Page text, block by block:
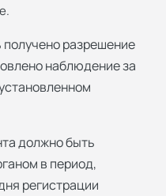
разрешение
наблюдение за
должно быть
в период,
регистрации